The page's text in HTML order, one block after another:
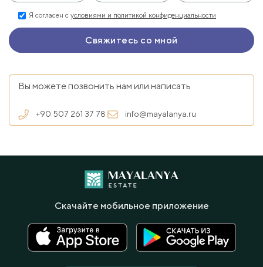
Я согласен с условиями и политикой конфиденциальности
Вы можете позвонить нам или написать
+90 507 261 37 78 info@mayalanya.ru
Скачайте мобильное приложение